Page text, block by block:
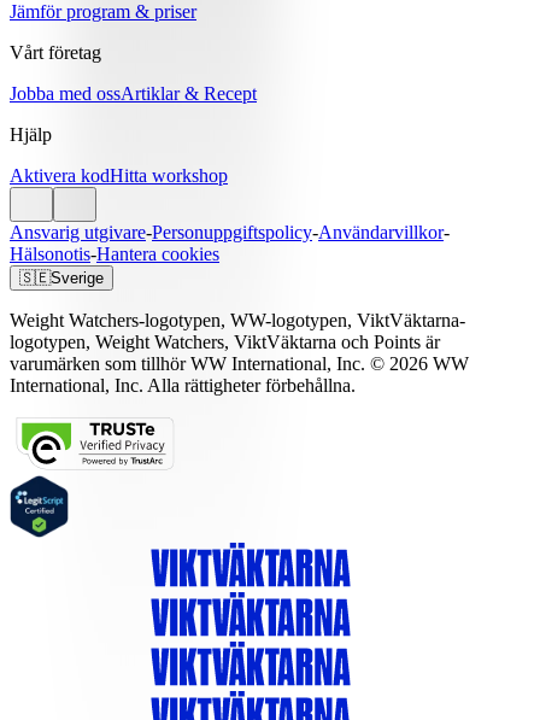
Jämför program & priser
Vårt företag
Jobba med ossArtiklar & Recept
Hjälp
Aktivera kodHitta workshop
Ansvarig utgivare-Personuppgiftspolicy-Användarvillkor-
Hälsonotis-Hantera cookies
🇸🇪Sverige
Weight Watchers-logotypen, WW-logotypen, ViktVäktarna-
logotypen, Weight Watchers, ViktVäktarna och Points är
varumärken som tillhör WW International, Inc. © 2026 WW
International, Inc. Alla rättigheter förbehållna.